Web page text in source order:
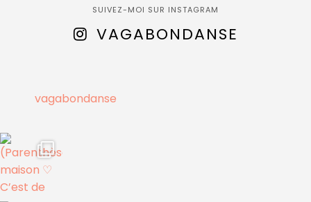
SUIVEZ-MOI SUR INSTAGRAM
VAGABONDANSE
vagabondanse